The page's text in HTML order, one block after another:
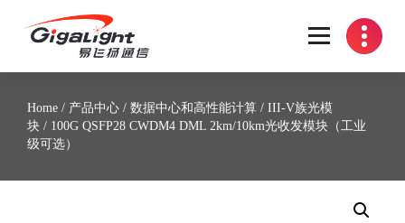
开放光网络器件的向导
Home / 产品中心 / 数据中心和高性能计算 / III-V族光模
块 / 100G QSFP28 CWDM4 DML 2km/10km光收发模块（工业
级可选）